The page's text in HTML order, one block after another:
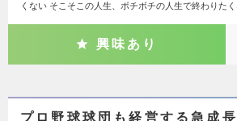
くない そこそこの人生、ボチボチの人生で終わりた
興味あり
プロ野球球団も経営する急成